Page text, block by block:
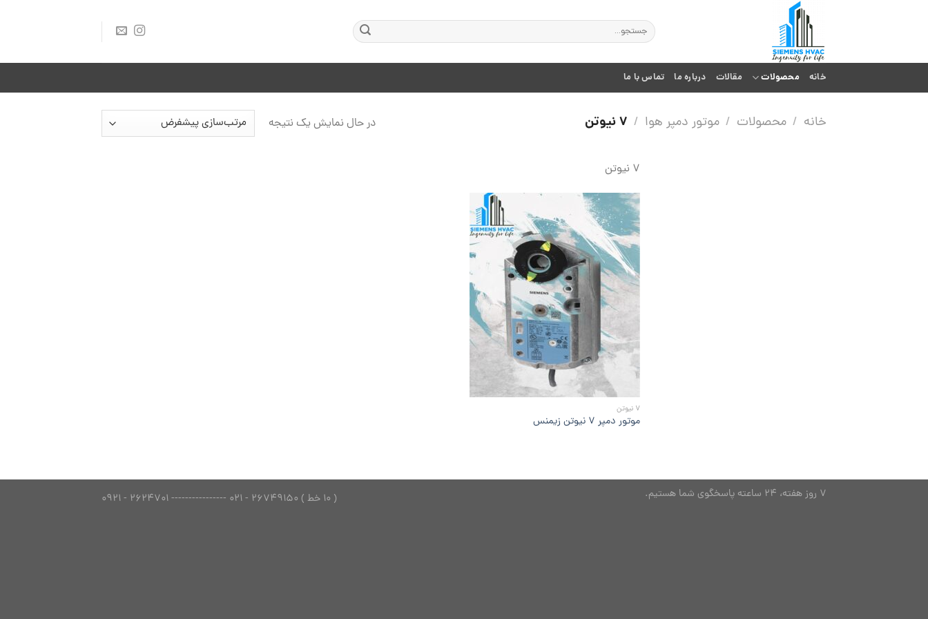
جستجو
برای:
خانه محصولات مقالات درباره ما تماس با ما
خانه / محصولات / موتور دمپر هوا / در حال نمایش یک نتیجه
7 نیوتن
به
ها
7 نیوتن
موتور دمپر ۷ نیوتن زیمنس
( 10 خط ) 26749150 - 021 ---------------- 2624701 - 0921 7 روز هفته، 24 ساعته پاسخگوی شما هستیم.